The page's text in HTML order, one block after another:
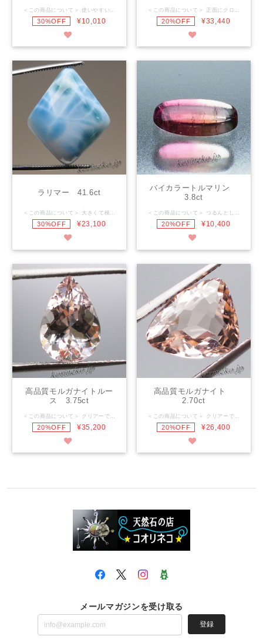
＜この商品について＞ 使いやすい大きさと形。優しい色合いと模様が美しい高品質ラリマーのルースです。 Wカボッションで全面綺麗に磨いてあるので、ワイヤーワークやシンプルなペンダントにするのも良いですね。 -------------------------------------------------- 石 名： ラリマー 重 量： 16.3ct サイズ：19.0×13.5×7.5ｍｍ ------------------------------------------------- *天然石を研磨していますのでインクルージョン・クラック等ある場合があります。ご了承くださいませ。 *モニタによっては実際の商品と色・質感等が若干異なる場合が御座います。
30%OFF ¥10,010
＜この商品について＞ 正面にクロスが浮かび上がる特殊なカットを施した、アクアマリンルースです。 色は淡いですがテリが強く、傷・インクルージョンもほとんどありません。 シャープなシルエットとクロスを配した意味合いのあるカット。 特別なインパクトを持つルースです。 当店カットのオリジナルルースです。 ------------------------------------------------- 石 名： アクアマリン 重 量： 2.15ct サイズ： 11.0×9.0×5.5mm ------------------------------------------------- 動画はこちら→https://youtu.be/BOxFT4TQKn0 *天然石を研磨していますのでインクルージョン・クラック等ある場合があります。ご了承くださいませ。 *モニタによっては実際の商品と色・質感等が若干異なる場合が御座います。
20%OFF ¥33,440
ラリマー 41.6ct
＜この商品について＞ 大きくて模様が美しい高品質ラリマーのルースです。 透明感があります。 ----------------------------------------------- 石 名： ラリマー 重 量： 41.6ct サイズ：29.0×24.5×9.0ｍｍ ----------------------------------------------- *天然石を研磨していますのでインクルージョン・クラック等ある場合があります。ご了承くださいませ。 *モニタによっては実際の商品と色・質感等が若干異なる場合が御座います。
30%OFF ¥23,100
バイカラートルマリン
3.8ct
＜この商品について＞ つるんとしたキャンディーのようなバイカラ-トルマリン。 シンプルなリングにしたらかわいいですね。 ※一部研磨剤が入り込んでいる箇所があります。 ----------------------------------------------- 石 名： バイカラートルマリン 重 量： 3.80ct サイズ： 14.0×7.5×4.0ｍｍ ----------------------------------------------- *天然石を研磨していますのでインクルージョン・クラック等ある場合があります。ご了承くださいませ。 *モニタによっては実際の商品と色・質感等が若干異なる場合が御座います。
20%OFF ¥10,400
高品質モルガナイトルー
ス 3.75ct
20%OFF ¥35,200
高品質モルガナイト
2.70ct
20%OFF ¥26,400
メールマガジンを受け取る
登録